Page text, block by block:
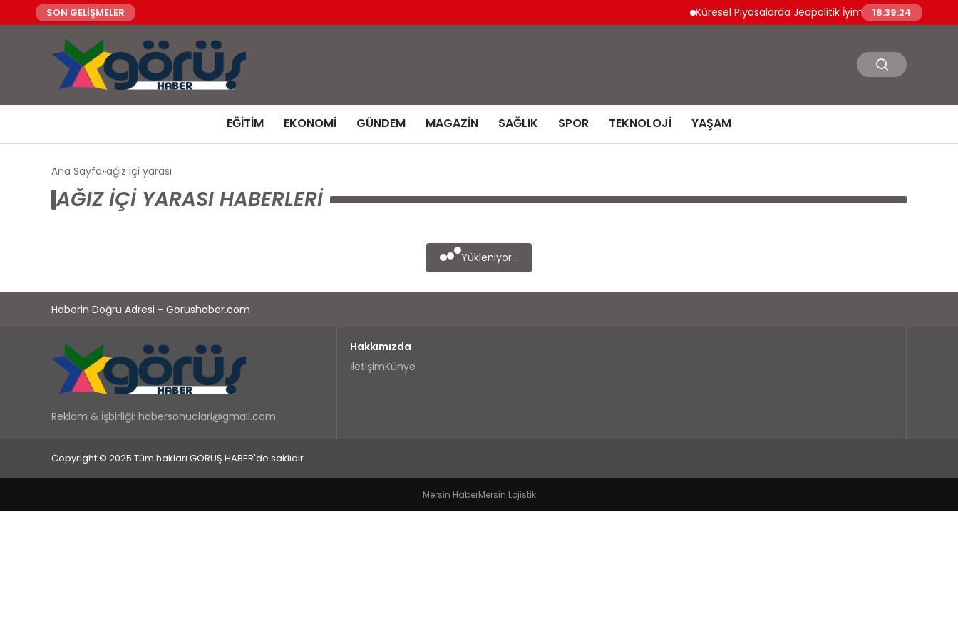
SON GELİŞMELER Küresel Piyasalarda Jeopolitik İyimserlik Varlık
18:39:24
EĞITIM EKONOMI GÜNDEM MAGAZIN SAĞLIK SPOR TEKNOLOJI YAŞAM
Ana Sayfa ağız içi yarası
AĞIZ IÇI YARASI HABERLERI
Yükleniyor...
Haberin Doğru Adresi - Gorushaber.com
Reklam & İşbirliği: habersonuclari@gmail.com
Hakkımızda
İletişimKünye
Copyright © 2025 Tüm hakları GÖRÜŞ HABER'de saklıdır.
Mersin HaberMersin Lojistik